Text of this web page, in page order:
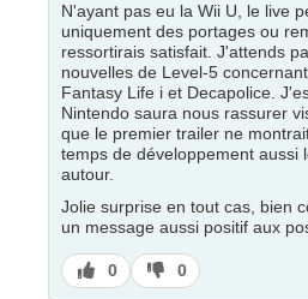
N'ayant pas eu la Wii U, le live
uniquement des portages ou
ressortirais satisfait. J'attends
nouvelles de Level-5
Fantasy Life i et Decapolice.
Nintendo saura nous rassurer
que le premier trailer ne
temps de développement aussi
autour.
Jolie surprise en tout cas, bien
un message aussi positif aux
J’aime
0
J’aime
pas
0